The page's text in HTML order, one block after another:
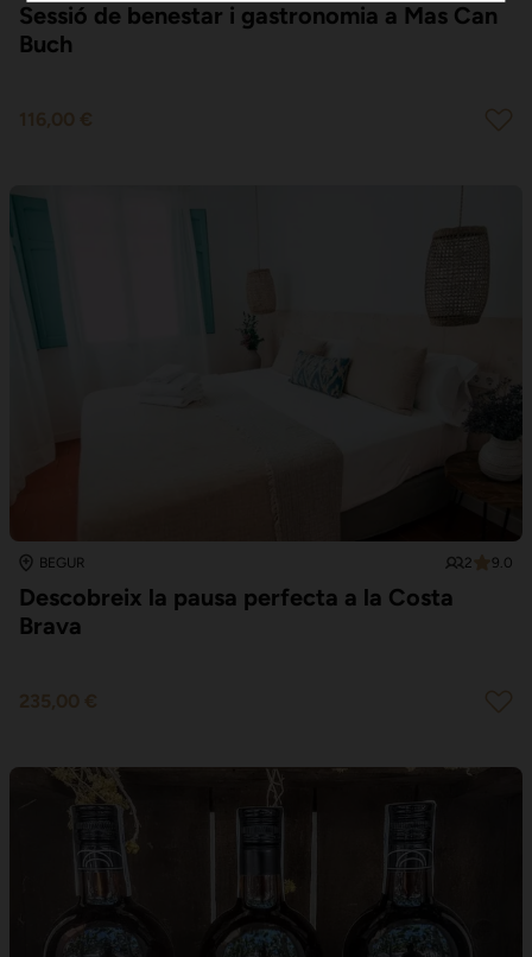
Sessió de benestar i gastronomia a Mas Can
Buch
BEGUR 2 9.0
Descobreix la pausa perfecta a la Costa
Brava